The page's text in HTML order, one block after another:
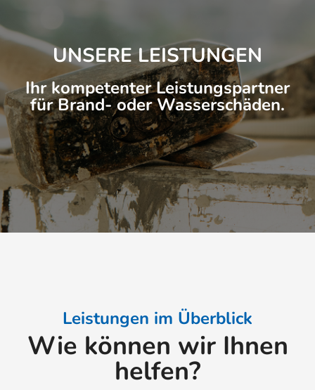
UNSERE LEISTUNGEN
Ihr kompetenter Leistungspartner
für Brand- oder Wasserschäden.
Leistungen im Überblick
Wie können wir Ihnen
helfen?